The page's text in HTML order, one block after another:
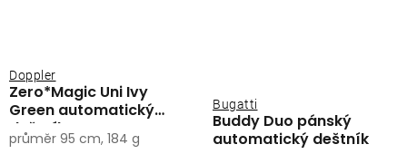
Zero*Magic Uni Ivy
Green automatický
deštník
Doppler
průměr 95 cm, 184 g
Buddy Duo pánský
automatický deštník
Bugatti